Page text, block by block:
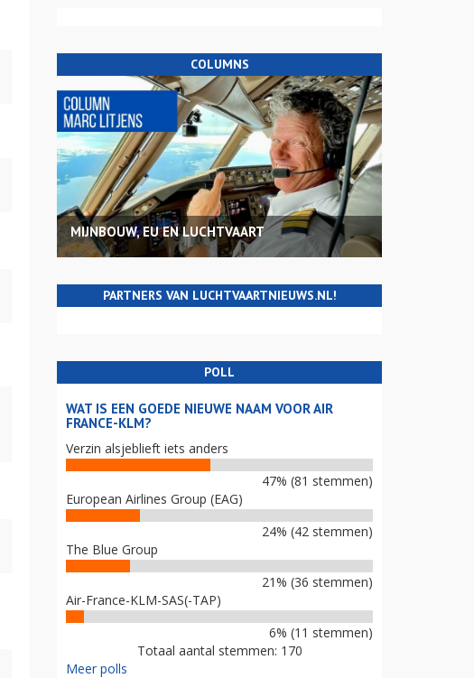
COLUMNS
MIJNBOUW, EU EN LUCHTVAART
PARTNERS VAN LUCHTVAARTNIEUWS.NL!
POLL
WAT IS EEN GOEDE NIEUWE NAAM VOOR AIR
FRANCE-KLM?
Verzin alsjeblieft iets anders
47% (81 stemmen)
European Airlines Group (EAG)
24% (42 stemmen)
The Blue Group
21% (36 stemmen)
Air-France-KLM-SAS(-TAP)
6% (11 stemmen)
Totaal aantal stemmen: 170
Meer polls